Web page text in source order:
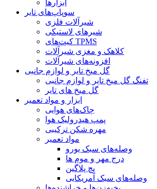
ابزارها
سوپاپ‌های تایر
شیرآلات فلزی
شیرهای لاستیکی
کیت‌های TPMS
کلاهک و مغزی شیرآلات
افزونه‌های شیرآلات
گل میخ تایر و لوازم جانبی
تفنگ گل میخ تایر و لوازم جانبی
گل میخ های تایر
ابزار و مواد تعمیر
چاک‌های هوایی
پمپ هیدرولیک هوا
مهره شکن ترکیبی
مواد تعمیر
وصله‌های سبک یورو
درج مهر و موم ها
پچ پلاگین
وصله‌های سبک آمریکایی